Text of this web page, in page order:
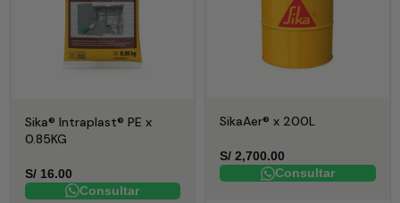
Sika® Intraplast® PE x
0.85KG
S/16.00
Consultar
SikaAer® x 200L
S/ 2,700.00
Consultar